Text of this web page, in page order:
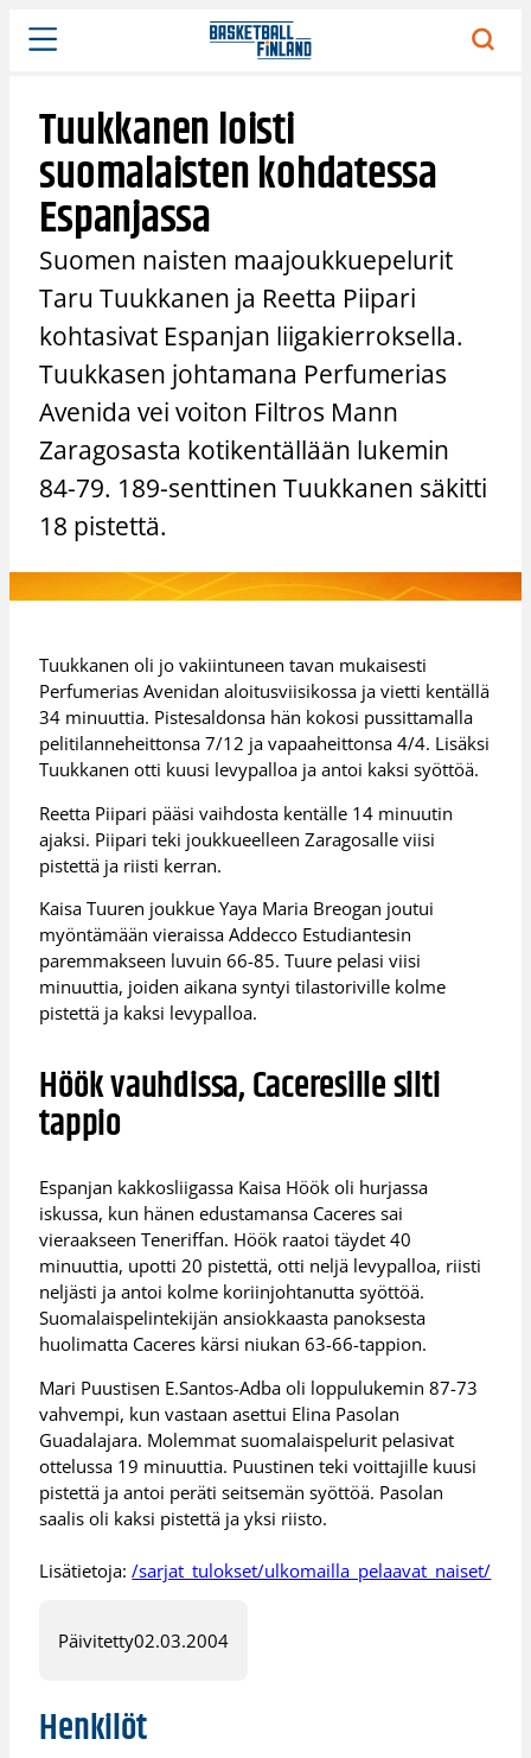
Siirry
sisältöön
Tuukkanen loisti
suomalaisten kohdatessa
Espanjassa
Suomen naisten maajoukkuepelurit
Taru Tuukkanen ja Reetta Piipari
kohtasivat Espanjan liigakierroksella.
Tuukkasen johtamana Perfumerias
Avenida vei voiton Filtros Mann
Zaragosasta kotikentällään lukemin
84-79. 189-senttinen Tuukkanen säkitti
18 pistettä.
Tuukkanen oli jo vakiintuneen tavan mukaisesti
Perfumerias Avenidan aloitusviisikossa ja vietti kentällä
34 minuuttia. Pistesaldonsa hän kokosi pussittamalla
pelitilanneheittonsa 7/12 ja vapaaheittonsa 4/4. Lisäksi
Tuukkanen otti kuusi levypalloa ja antoi kaksi syöttöä.
Reetta Piipari pääsi vaihdosta kentälle 14 minuutin
ajaksi. Piipari teki joukkueelleen Zaragosalle viisi
pistettä ja riisti kerran.
Kaisa Tuuren joukkue Yaya Maria Breogan joutui
myöntämään vieraissa Addecco Estudiantesin
paremmakseen luvuin 66-85. Tuure pelasi viisi
minuuttia, joiden aikana syntyi tilastoriville kolme
pistettä ja kaksi levypalloa.
Höök vauhdissa, Caceresille silti
tappio
Espanjan kakkosliigassa Kaisa Höök oli hurjassa
iskussa, kun hänen edustamansa Caceres sai
vieraakseen Teneriffan. Höök raatoi täydet 40
minuuttia, upotti 20 pistettä, otti neljä levypalloa, riisti
neljästi ja antoi kolme koriinjohtanutta syöttöä.
Suomalaispelintekijän ansiokkaasta panoksesta
huolimatta Caceres kärsi niukan 63-66-tappion.
Mari Puustisen E.Santos-Adba oli loppulukemin 87-73
vahvempi, kun vastaan asettui Elina Pasolan
Guadalajara. Molemmat suomalaispelurit pelasivat
ottelussa 19 minuuttia. Puustinen teki voittajille kuusi
pistettä ja antoi peräti seitsemän syöttöä. Pasolan
saalis oli kaksi pistettä ja yksi riisto.
Lisätietoja:/sarjat_tulokset/ulkomailla_pelaavat_naiset/
Päivitetty02.03.2004
Henkilöt